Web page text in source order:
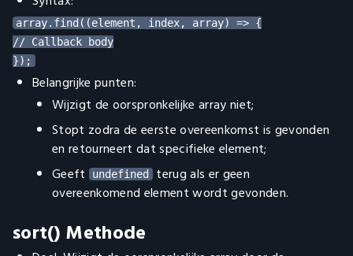
array.find((element, index, array) => {
// Callback body
Belangrijke punten:
Wijzigt de oorspronkelijke array niet;
Stopt zodra de eerste overeenkomst is gevonden
en retourneert dat specifieke element;
Geeft
undefined
terug als er geen
overeenkomend element wordt gevonden.
sort() Methode